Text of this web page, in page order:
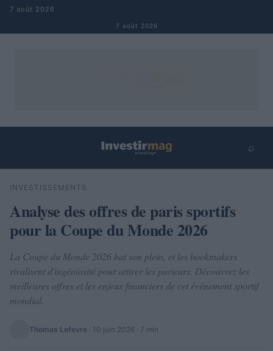
Aller au contenu
7 août 2026
7 août 2026
⌕
Rechercher
INVESTISSEMENTS
Analyse des offres de paris sportifs
pour la Coupe du Monde 2026
La Coupe du Monde 2026 bat son plein, et les bookmakers
rivalisent d'ingéniosité pour attirer les parieurs. Découvrez les
meilleures offres et les enjeux financiers de cet événement sportif
mondial.
Thomas Lefevre · 10 juin 2026 · 7 min